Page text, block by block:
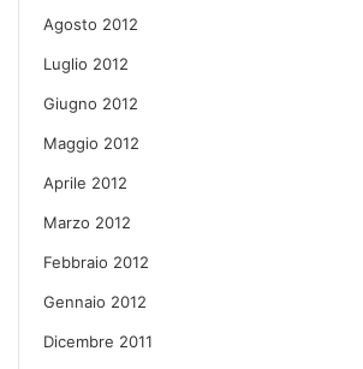
Agosto 2012
Luglio 2012
Giugno 2012
Maggio 2012
Aprile 2012
Marzo 2012
Febbraio 2012
Gennaio 2012
Dicembre 2011